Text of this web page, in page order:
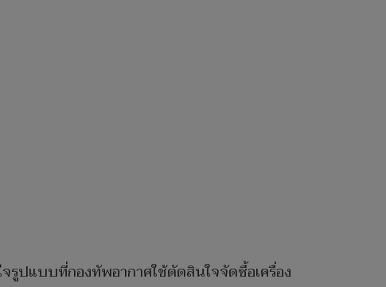
รูปแบบที่กองทัพอากาศใช้ตัดสินใจจัดซื้อเครื่อง